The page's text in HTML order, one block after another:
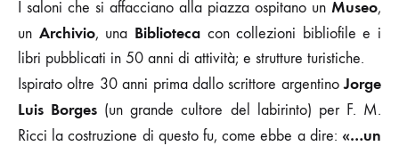
I saloni che si affacciano alla piazza ospitano un Museo,
un Archivio, una Biblioteca con collezioni bibliofile e i
libri pubblicati in 50 anni di attività; e strutture turistiche.
Ispirato oltre 30 anni prima dallo scrittore argentinoJorge
Luis Borges (un grande cultore del labirinto) per F. M.
Ricci la costruzione di questo fu, come ebbe a dire: «…un